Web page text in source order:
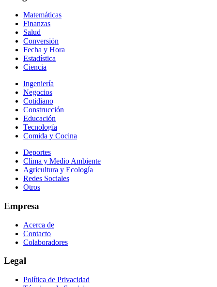
Matemáticas
Finanzas
Salud
Conversión
Fecha y Hora
Estadística
Ciencia
Ingeniería
Negocios
Cotidiano
Construcción
Educación
Tecnología
Comida y Cocina
Deportes
Clima y Medio Ambiente
Agricultura y Ecología
Redes Sociales
Otros
Empresa
Acerca de
Contacto
Colaboradores
Legal
Política de Privacidad